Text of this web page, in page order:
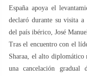
España apoya el
declaró durante su visita
del país ibérico, José
Tras el encuentro con el
Sharaa, el alto diplomático
una cancelación gradual